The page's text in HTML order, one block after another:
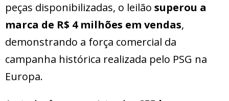
peças disponibilizadas, o leilão superou a
marca de R$ 4 milhões em vendas,
demonstrando a força comercial da
campanha histórica realizada pelo PSG na
Europa.